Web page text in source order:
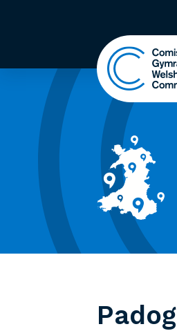
Padog